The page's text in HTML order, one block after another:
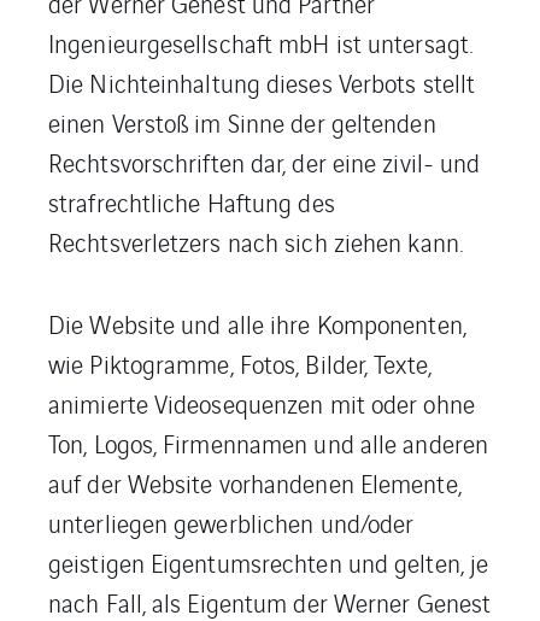
Ingenieurgesellschaft mbH ist untersagt.
Die Nichteinhaltung dieses Verbots stellt
einen Verstoß im Sinne der geltenden
Rechtsvorschriften dar, der eine zivil- und
strafrechtliche Haftung des
Rechtsverletzers nach sich ziehen kann.
Die Website und alle ihre Komponenten,
wie Piktogramme, Fotos, Bilder, Texte,
animierte Videosequenzen mit oder ohne
Ton, Logos, Firmennamen und alle anderen
auf der Website vorhandenen Elemente,
unterliegen gewerblichen und/oder
geistigen Eigentumsrechten und gelten, je
nach Fall, als Eigentum der Werner Genest